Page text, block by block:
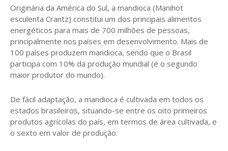
Originária da América do Sul, a mandioca (Manihot
esculenta Crantz) constitui um dos principais alimentos
energéticos para mais de 700 milhões de pessoas,
principalmente nos países em desenvolvimento. Mais de
100 países produzem mandioca, sendo que o Brasil
participa com 10% da produção mundial (é o segundo
maior produtor do mundo).
De fácil adaptação, a mandioca é cultivada em todos os
estados brasileiros, situando-se entre os oito primeiros
produtos agrícolas do país, em termos de área cultivada, e
o sexto em valor de produção.